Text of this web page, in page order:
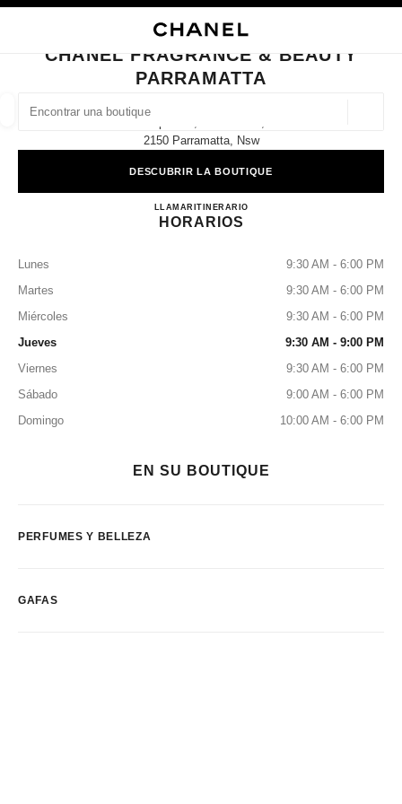
BUSCAR UNA BOUTIQUE
las sugerencias se muestran debajo de esta barra de búsqueda
0 Sugerencias disponibles
CERRAR TARJETA DE BOUTIQUE CHANEL FRAGRANCE & BEAUTY
CHANEL FRAGRANCE & BEAUTY
PARRAMATTA
2150 Parramatta, Nsw
DESCUBRIR LA BOUTIQUE
LLAMAR1300 242 635
ITINERARIOCHANEL FRAGRANCE &
HORARIOS
Lunes
9:30 AM - 6:00 PM
Martes
9:30 AM - 6:00 PM
Miércoles
9:30 AM - 6:00 PM
Jueves
9:30 AM - 9:00 PM
Viernes
9:30 AM - 6:00 PM
Sábado
9:00 AM - 6:00 PM
Domingo
10:00 AM - 6:00 PM
EN SU BOUTIQUE
PERFUMES Y BELLEZA
GAFAS
filtros
resultado de los filtros por: